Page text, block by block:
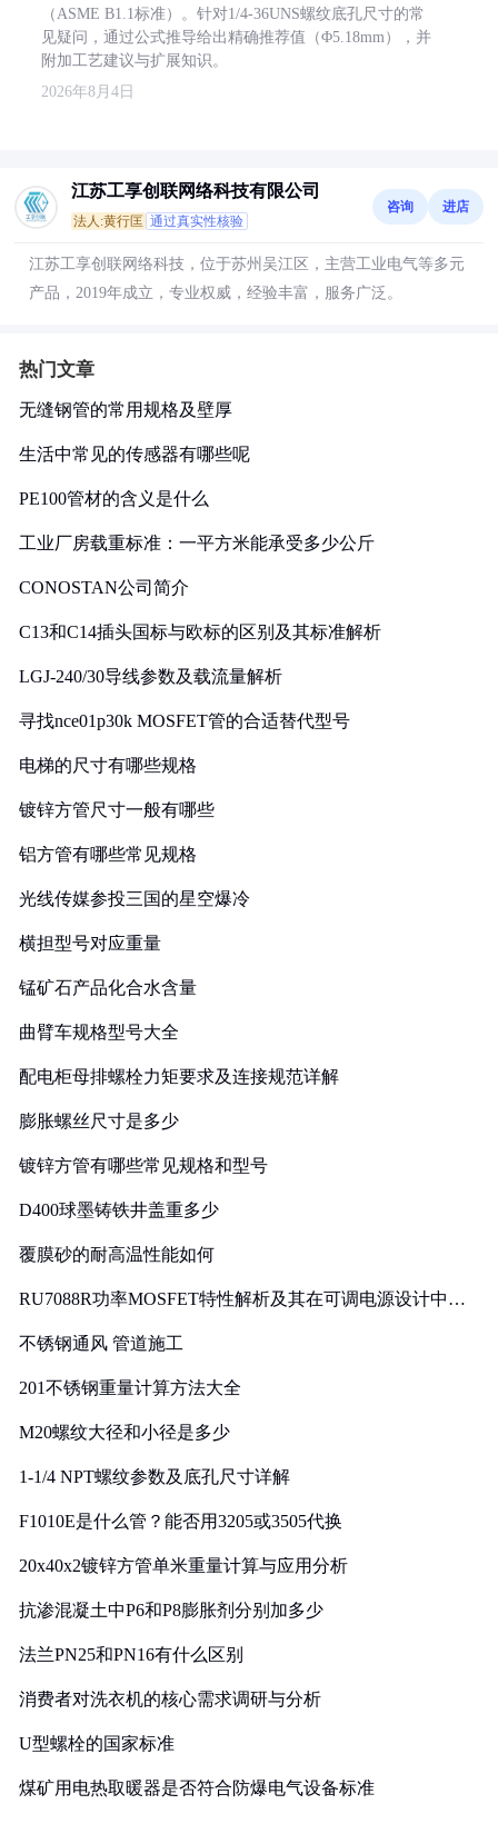
（ASME B1.1标准）。针对1/4-36UNS螺纹底孔尺寸的常
见疑问，通过公式推导给出精确推荐值（Φ5.18mm），并
附加工艺建议与扩展知识。
2026年8月4日
江苏工享创联网络科技有限公司
法人:黄行匡 通过真实性核验
咨询 进店
江苏工享创联网络科技，位于苏州吴江区，主营工业电气等多元
产品，2019年成立，专业权威，经验丰富，服务广泛。
热门文章
无缝钢管的常用规格及壁厚
生活中常见的传感器有哪些呢
PE100管材的含义是什么
工业厂房载重标准：一平方米能承受多少公斤
CONOSTAN公司简介
C13和C14插头国标与欧标的区别及其标准解析
LGJ-240/30导线参数及载流量解析
寻找nce01p30k MOSFET管的合适替代型号
电梯的尺寸有哪些规格
镀锌方管尺寸一般有哪些
铝方管有哪些常见规格
光线传媒参投三国的星空爆冷
横担型号对应重量
锰矿石产品化合水含量
曲臂车规格型号大全
配电柜母排螺栓力矩要求及连接规范详解
膨胀螺丝尺寸是多少
镀锌方管有哪些常见规格和型号
D400球墨铸铁井盖重多少
覆膜砂的耐高温性能如何
RU7088R功率MOSFET特性解析及其在可调电源设计中的
不锈钢通风 管道施工
201不锈钢重量计算方法大全
M20螺纹大径和小径是多少
1-1/4 NPT螺纹参数及底孔尺寸详解
F1010E是什么管？能否用3205或3505代换
20x40x2镀锌方管单米重量计算与应用分析
抗渗混凝土中P6和P8膨胀剂分别加多少
法兰PN25和PN16有什么区别
消费者对洗衣机的核心需求调研与分析
U型螺栓的国家标准
煤矿用电热取暖器是否符合防爆电气设备标准